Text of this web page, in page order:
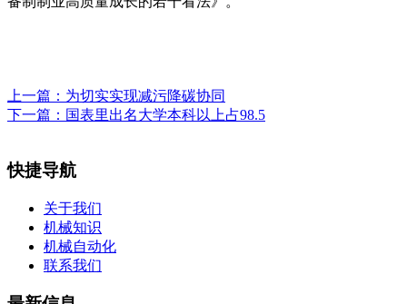
上一篇： 为切实实现减污降碳协同
下一篇： 国表里出名大学本科以上占98.5
快捷导航
关于我们
机械知识
机械自动化
联系我们